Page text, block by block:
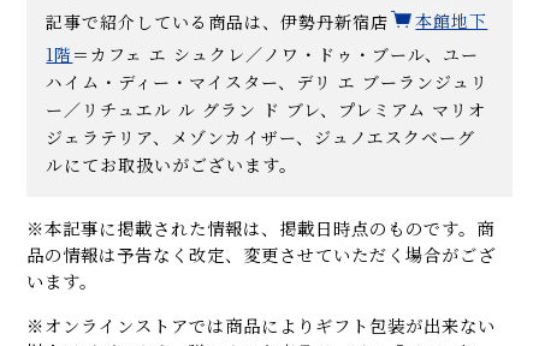
記事で紹介している商品は、伊勢丹新宿店
本館地下
1階 ＝カフェ エ シュクレ／ノワ・ドゥ・ブール、ユー
ハイム・ディー・マイスター、デリ エ ブーランジュリ
ー／リチュエル ル グラン ド ブレ、プレミアム マリオ
ジェラテリア、メゾンカイザー、ジュノエスクベーグ
ルにてお取扱いがございます。
※本記事に掲載された情報は、掲載日時点のものです。商
品の情報は予告なく改定、変更させていただく場合がござ
います。
※オンラインストアでは商品によりギフト包装が出来ない